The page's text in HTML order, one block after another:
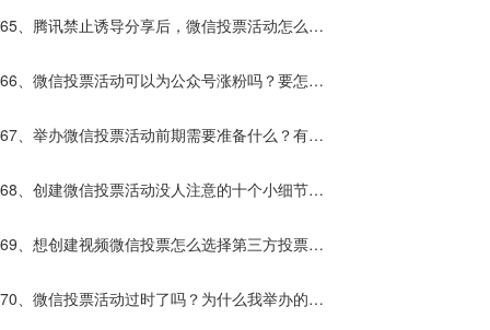
涨粉？
65、腾讯禁止诱导分享后，微信投票活动怎么给
公众号增加粉丝？
66、微信投票活动可以为公众号涨粉吗？要怎么
67、举办微信投票活动前期需要准备什么？有什
么优势？
68、创建微信投票活动没人注意的十个小细节，
让你的活动流量暴增10倍！
69、想创建视频微信投票怎么选择第三方投票平
70、微信投票活动过时了吗？为什么我举办的活